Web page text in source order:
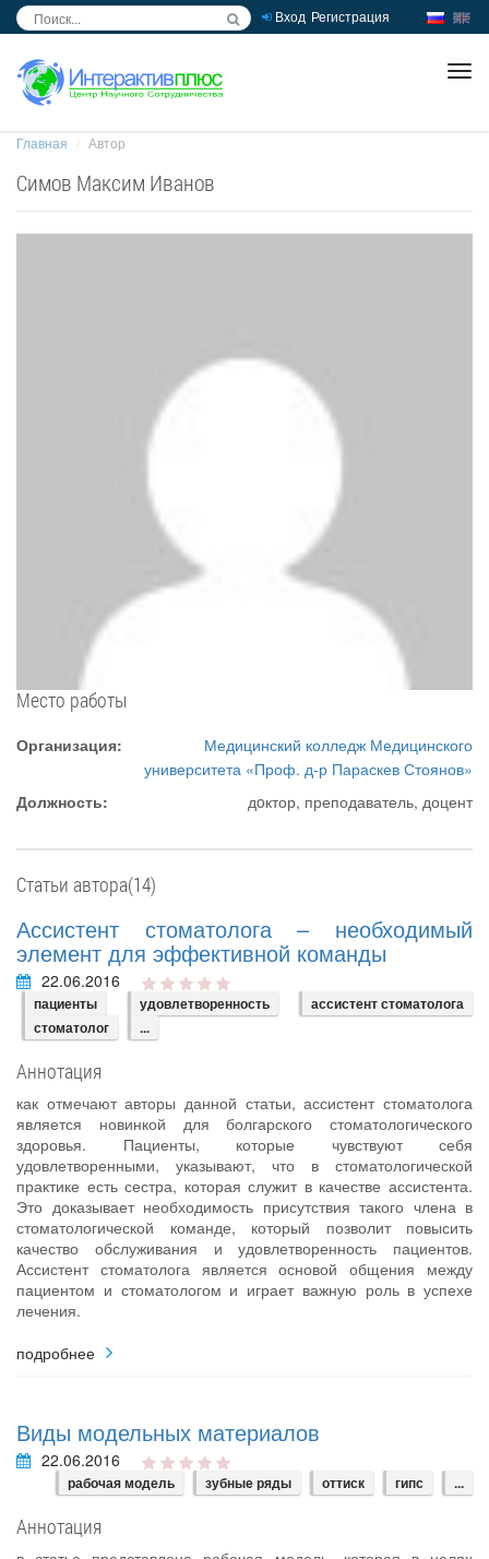
Вход Регистрация
Главная Автор
Симов Максим Иванов
Место работы
Организация:
Медицинский колледж Медицинского
университета «Проф. д-р Параскев Стоянов»
Должность:
дoктор, преподаватель, доцент
Статьи автора(14)
Ассистент стоматолога – необходимый
элемент для эффективной команды
22.06.2016
пациенты удовлетворенность
ассистент стоматолога
стоматолог
...
Аннотация
как отмечают авторы данной статьи, ассистент стоматолога
является новинкой для болгарского стоматологического
здоровья. Пациенты, которые чувствуют себя
удовлетворенными, указывают, что в стоматологической
практике есть сестра, которая служит в качестве ассистента.
Это доказывает необходимость присутствия такого члена в
стоматологической команде, который позволит повысить
качество обслуживания и удовлетворенность пациентов.
Ассистент стоматолога является основой общения между
пациентом и стоматологом и играет важную роль в успехе
лечения.
подробнее
Виды модельных материалов
22.06.2016
рабочая модель зубные ряды оттиск гипс ...
Аннотация